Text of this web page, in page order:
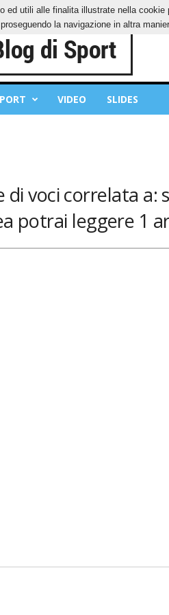
VIDEO SLIDES
di voci correlata a:
potrai leggere 1
utili alle finalita illustrate nella
la navigazione in altra